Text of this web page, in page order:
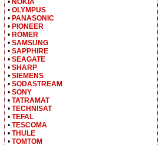
• NOKIA
• OLYMPUS
• PANASONIC
• PIONEER
• RÖMER
• SAMSUNG
• SAPPHIRE
• SEAGATE
• SHARP
• SIEMENS
• SODASTREAM
• SONY
• TATRAMAT
• TECHNISAT
• TEFAL
• TESCOMA
• THULE
• TOMTOM